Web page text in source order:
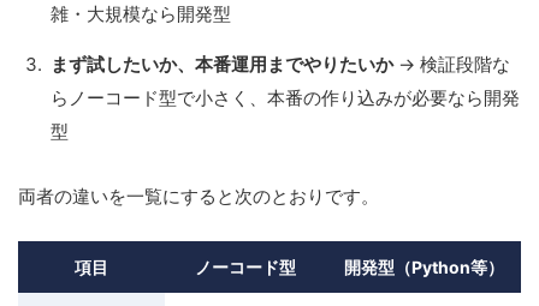
雑・大規模なら開発型
まず試したいか、本番運用までやりたいか→ 検証段階な
らノーコード型で小さく、本番の作り込みが必要なら開発
型
両者の違いを一覧にすると次のとおりです。
項目 ノーコード型 開発型（Python等）